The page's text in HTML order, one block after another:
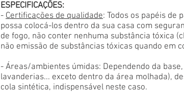
ESPECIFICAÇÕES:
- Certificações de qualidade: Todos os papéis de
possa colocá-los dentro da sua casa com
de fogo, não conter nenhuma substância tóxica
não emissão de substâncias tóxicas quando em
- Áreas/ambientes úmidas: Dependendo da
lavanderias... exceto dentro da área molhada),
cola sintética, indispensável neste caso.